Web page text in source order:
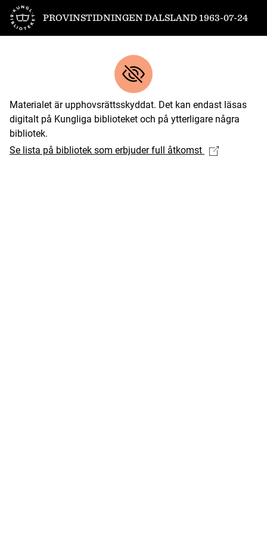
Till startsidan
PROVINSTIDNINGEN DALSLAND 1963-07-24
Materialet är upphovsrättsskyddat. Det kan endast läsas
digitalt på Kungliga biblioteket och på ytterligare några
bibliotek.
Se lista på bibliotek som erbjuder full åtkomst